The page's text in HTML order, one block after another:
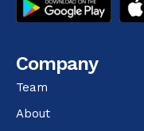
Company
Team
About